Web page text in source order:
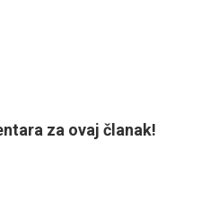
za ovaj članak!